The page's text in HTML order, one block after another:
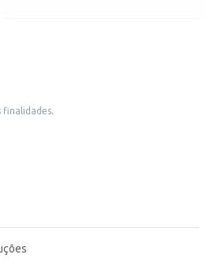
finalidades.